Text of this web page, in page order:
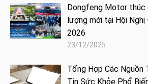
Dongfeng Motor thúc
lượng mới tại Hội Nghị
2026
23/12/2025
Tổng Hợp Các Nguồn
Tin Sức Khỏe Phổ